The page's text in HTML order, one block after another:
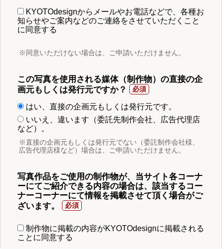
KYOTOdesignからメールやお電話などで、各種お
知らせやご案内などのご連絡をさせていただくこと
に同意する
※同意いただけない場合は、ご申請いただけません。
この写真を使用される媒体（制作物）の直接の企
画元もしくは発行元ですか？
はい、直接の企画元もしくは発行元です。
いいえ、違います（委託先制作会社、広告代理店
など）。
※直接の企画元もしくは発行元でない（委託制作会社様、
広告代理店様など）場合は、ご申請いただけません。
写真作品をご使用の制作物が、当サイト各コーナ
ーにてご紹介できる内容の場合は、該当するコー
ナーコーナーにて情報を掲載させて頂く場合がご
ざいます。
制作物に掲載の内容がKYOTOdesignに掲載される
ことに同意する